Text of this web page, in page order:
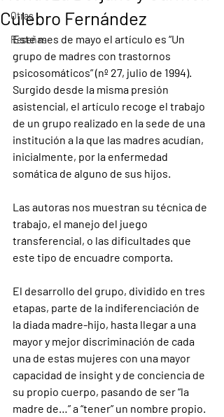
Otras
Reseñas
Culebro Fernández
Este mes de mayo el artículo es “Un
grupo de madres con trastornos
psicosomáticos” (nº 27, julio de 1994).
Surgido desde la misma presión
asistencial, el artículo recoge el trabajo
de un grupo realizado en la sede de una
institución a la que las madres acudían,
inicialmente, por la enfermedad
somática de alguno de sus hijos.
Las autoras nos muestran su técnica de
trabajo, el manejo del juego
transferencial, o las dificultades que
este tipo de encuadre comporta.
El desarrollo del grupo, dividido en tres
etapas, parte de la indiferenciación de
la diada madre-hijo, hasta llegar a una
mayor y mejor discriminación de cada
una de estas mujeres con una mayor
capacidad de insight y de conciencia de
su propio cuerpo, pasando de ser “la
madre de…” a “tener” un nombre propio.